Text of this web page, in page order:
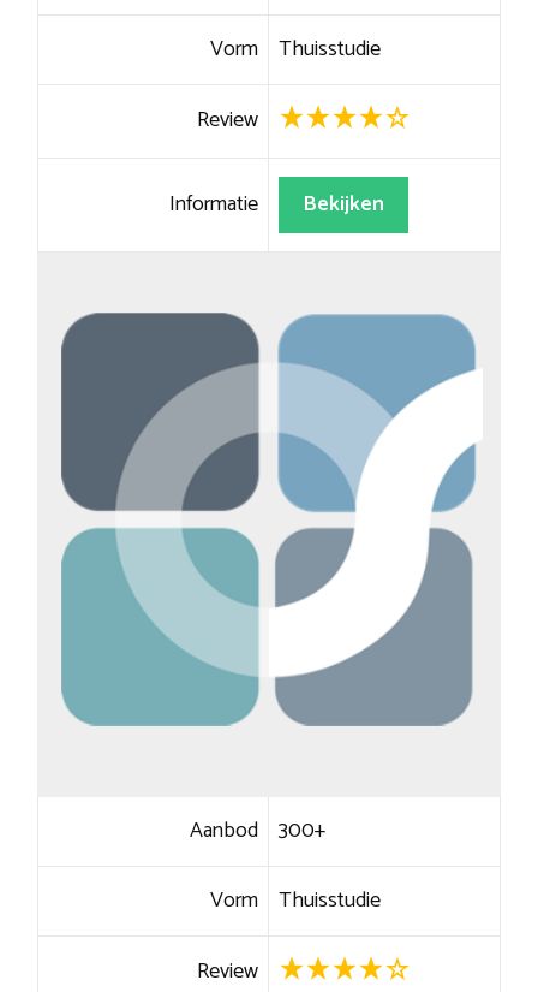
Vorm Thuisstudie
Review
Informatie Bekijken
Aanbod 300+
Vorm Thuisstudie
Review